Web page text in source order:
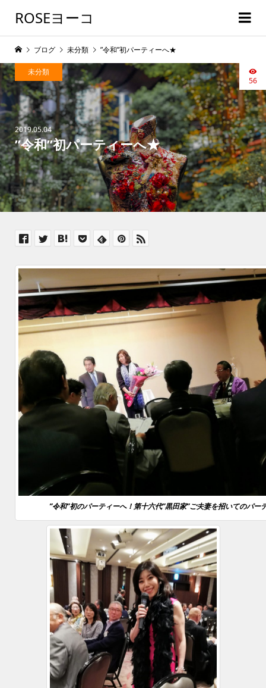
ROSEヨーコ
2019.05.04
”令和”初パーティーへ★
未分類
56
ブログ 未分類 ”令和”初パーティーへ★
”令和”初のパーティーへ！第十六代”黒田家”ご夫妻を招いてのパ